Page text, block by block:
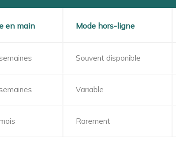
en main Mode hors-ligne
Souvent disponible
Variable
Rarement